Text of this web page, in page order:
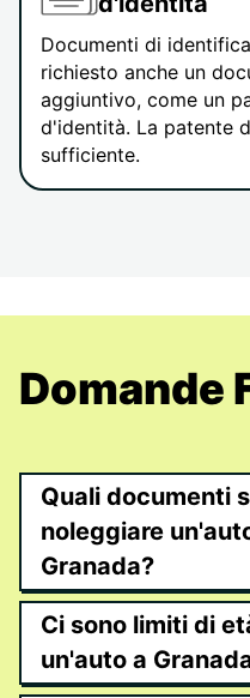
Documenti di
richiesto anche un
aggiuntivo, come un
d'identità. La patente
sufficiente.
Domande
Quali documenti
noleggiare
Granada?
Ci sono limiti di
un'auto a